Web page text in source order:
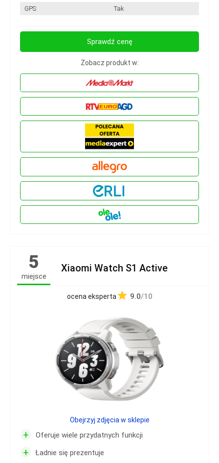
GPS
Tak
Sprawdź cenę
Zobacz produkt w:
5
miejsce
Xiaomi Watch S1 Active
ocena eksperta 9.0/10
+ Oferuje wiele przydatnych funkcji
+ Ładnie się prezentuje
Obejrzyj zdjęcia w sklepie